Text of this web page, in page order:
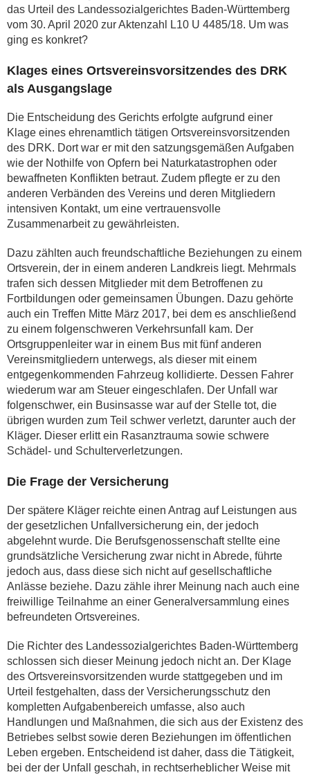
das Urteil des Landessozialgerichtes Baden-Württemberg
vom 30. April 2020 zur Aktenzahl L10 U 4485/18. Um was
ging es konkret?
Klages eines Ortsvereinsvorsitzendes des DRK
als Ausgangslage
Die Entscheidung des Gerichts erfolgte aufgrund einer
Klage eines ehrenamtlich tätigen Ortsvereinsvorsitzenden
des DRK. Dort war er mit den satzungsgemäßen Aufgaben
wie der Nothilfe von Opfern bei Naturkatastrophen oder
bewaffneten Konflikten betraut. Zudem pflegte er zu den
anderen Verbänden des Vereins und deren Mitgliedern
intensiven Kontakt, um eine vertrauensvolle
Zusammenarbeit zu gewährleisten.
Dazu zählten auch freundschaftliche Beziehungen zu einem
Ortsverein, der in einem anderen Landkreis liegt. Mehrmals
trafen sich dessen Mitglieder mit dem Betroffenen zu
Fortbildungen oder gemeinsamen Übungen. Dazu gehörte
auch ein Treffen Mitte März 2017, bei dem es anschließend
zu einem folgenschweren Verkehrsunfall kam. Der
Ortsgruppenleiter war in einem Bus mit fünf anderen
Vereinsmitgliedern unterwegs, als dieser mit einem
entgegenkommenden Fahrzeug kollidierte. Dessen Fahrer
wiederum war am Steuer eingeschlafen. Der Unfall war
folgenschwer, ein Businsasse war auf der Stelle tot, die
übrigen wurden zum Teil schwer verletzt, darunter auch der
Kläger. Dieser erlitt ein Rasanztrauma sowie schwere
Schädel- und Schulterverletzungen.
Die Frage der Versicherung
Der spätere Kläger reichte einen Antrag auf Leistungen aus
der gesetzlichen Unfallversicherung ein, der jedoch
abgelehnt wurde. Die Berufsgenossenschaft stellte eine
grundsätzliche Versicherung zwar nicht in Abrede, führte
jedoch aus, dass diese sich nicht auf gesellschaftliche
Anlässe beziehe. Dazu zähle ihrer Meinung nach auch eine
freiwillige Teilnahme an einer Generalversammlung eines
befreundeten Ortsvereines.
Die Richter des Landessozialgerichtes Baden-Württemberg
schlossen sich dieser Meinung jedoch nicht an. Der Klage
des Ortsvereinsvorsitzenden wurde stattgegeben und im
Urteil festgehalten, dass der Versicherungsschutz den
kompletten Aufgabenbereich umfasse, also auch
Handlungen und Maßnahmen, die sich aus der Existenz des
Betriebes selbst sowie deren Beziehungen im öffentlichen
Leben ergeben. Entscheidend ist daher, dass die Tätigkeit,
bei der der Unfall geschah, in rechtserheblicher Weise mit